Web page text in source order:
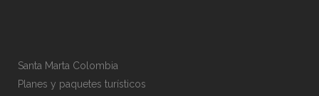
Santa Marta Colombia
Planes y paquetes turísticos